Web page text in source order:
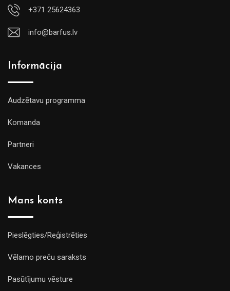
+371 25624363
info@barfus.lv
Informācija
Audzētavu programma
Komanda
Partneri
Vakances
Mans konts
Pieslēgties/Reģistrēties
Vēlamo preču saraksts
Pasūtījumu vēsture